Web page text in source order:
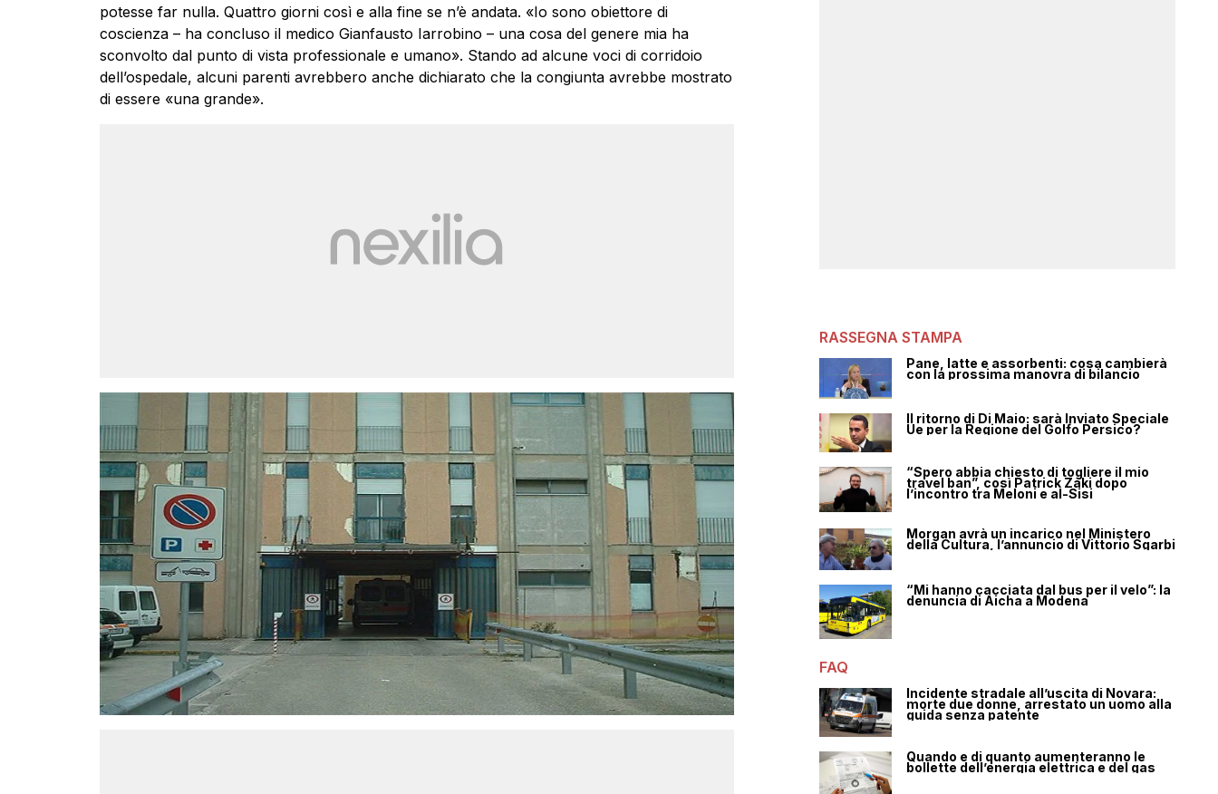
potesse far nulla. Quattro giorni così e alla fine se n’è andata. «Io sono obiettore di
coscienza – ha concluso il medico Gianfausto Iarrobino – una cosa del genere mia ha
sconvolto dal punto di vista professionale e umano». Stando ad alcune voci di corridoio
dell’ospedale, alcuni parenti avrebbero anche dichiarato che la congiunta avrebbe mostrato
di essere «una grande».
RASSEGNA STAMPA
Pane, latte e assorbenti: cosa cambierà
con la prossima manovra di bilancio
Il ritorno di Di Maio: sarà Inviato Speciale
Ue per la Regione del Golfo Persico?
“Spero abbia chiesto di togliere il mio
travel ban”, così Patrick Zaki dopo
l’incontro tra Meloni e al-Sisi
Morgan avrà un incarico nel Ministero
della Cultura, l’annuncio di Vittorio Sgarbi
“Mi hanno cacciata dal bus per il velo”: la
denuncia di Aicha a Modena
FAQ
Incidente stradale all’uscita di Novara:
morte due donne, arrestato un uomo alla
guida senza patente
Quando e di quanto aumenteranno le
bollette dell’energia elettrica e del gas